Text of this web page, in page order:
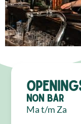
NON Bar
Ma t/m Za